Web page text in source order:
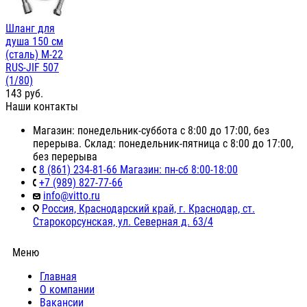
Шланг для
душа 150 см
(сталь) М-22
RUS-JIF 507
(1/80)
143 руб.
Наши контакты
Магазин: понедельник-суббота с 8:00 до 17:00, без
перерыва. Склад: понедельник-пятница с 8:00 до 17:00,
без перерыва
8 (861) 234-81-66 Магазин: пн-сб 8:00-18:00
+7 (989) 827-77-66
info@vitto.ru
Россия, Краснодарский край, г. Краснодар, ст.
Старокорсунская, ул. Северная д. 63/4
Меню
Главная
О компании
Вакансии